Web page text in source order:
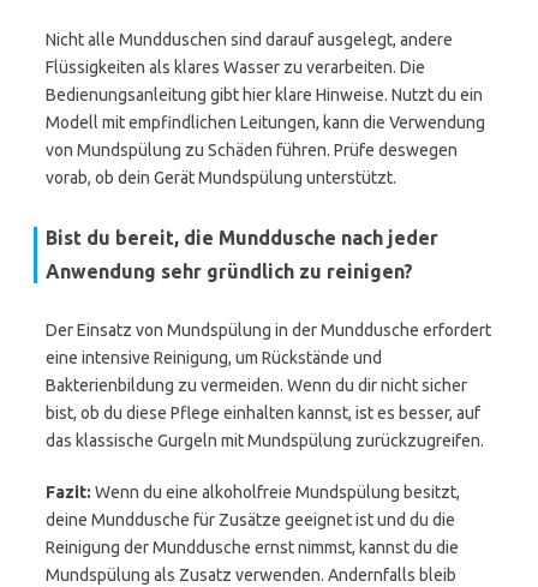
Nicht alle Mundduschen sind darauf ausgelegt, andere
Flüssigkeiten als klares Wasser zu verarbeiten. Die
Bedienungsanleitung gibt hier klare Hinweise. Nutzt du ein
Modell mit empfindlichen Leitungen, kann die Verwendung
von Mundspülung zu Schäden führen. Prüfe deswegen
vorab, ob dein Gerät Mundspülung unterstützt.
Bist du bereit, die Munddusche nach jeder
Anwendung sehr gründlich zu reinigen?
Der Einsatz von Mundspülung in der Munddusche erfordert
eine intensive Reinigung, um Rückstände und
Bakterienbildung zu vermeiden. Wenn du dir nicht sicher
bist, ob du diese Pflege einhalten kannst, ist es besser, auf
das klassische Gurgeln mit Mundspülung zurückzugreifen.
Fazit: Wenn du eine alkoholfreie Mundspülung besitzt,
deine Munddusche für Zusätze geeignet ist und du die
Reinigung der Munddusche ernst nimmst, kannst du die
Mundspülung als Zusatz verwenden. Andernfalls bleib